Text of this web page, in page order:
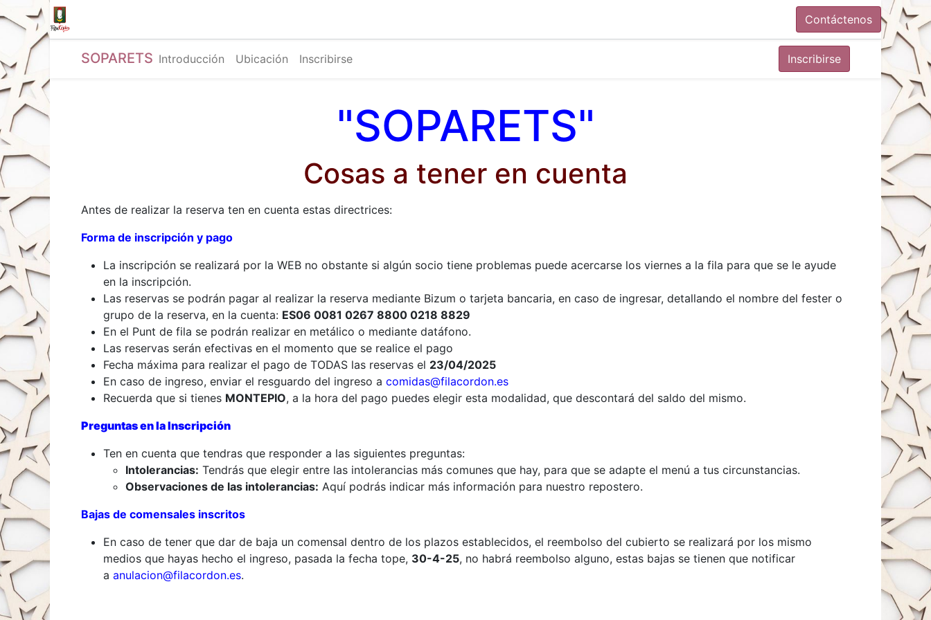
Contáctenos
SOPARETS Introducción Ubicación Inscribirse Inscribirse
"SOPARETS"
Cosas a tener en cuenta
Antes de realizar la reserva ten en cuenta estas directrices:
Forma de inscripción y pago
La inscripción se realizará por la WEB no obstante si algún socio tiene problemas puede acercarse los viernes a la fila para que se le ayude
en la inscripción.
Las reservas se podrán pagar al realizar la reserva mediante Bizum o tarjeta bancaria, en caso de ingresar, detallando el nombre del fester o
grupo de la reserva, en la cuenta: ES06 0081 0267 8800 0218 8829
En el Punt de fila se podrán realizar en metálico o mediante datáfono.
Las reservas serán efectivas en el momento que se realice el pago
Fecha máxima para realizar el pago de TODAS las reservas el 23/04/2025
En caso de ingreso, enviar el resguardo del ingreso a comidas@filacordon.es
Recuerda que si tienes MONTEPIO, a la hora del pago puedes elegir esta modalidad, que descontará del saldo del mismo.
Preguntas en la Inscripción
Ten en cuenta que tendras que responder a las siguientes preguntas:
Intolerancias: Tendrás que elegir entre las intolerancias más comunes que hay, para que se adapte el menú a tus circunstancias.
Observaciones de las intolerancias: Aquí podrás indicar más información para nuestro repostero.
Bajas de comensales inscritos
En caso de tener que dar de baja un comensal dentro de los plazos establecidos, el reembolso del cubierto se realizará por los mismo
medios que hayas hecho el ingreso, pasada la fecha tope, 30-4-25, no habrá reembolso alguno, estas bajas se tienen que notificar
a anulacion@f​i​lacordon.es.